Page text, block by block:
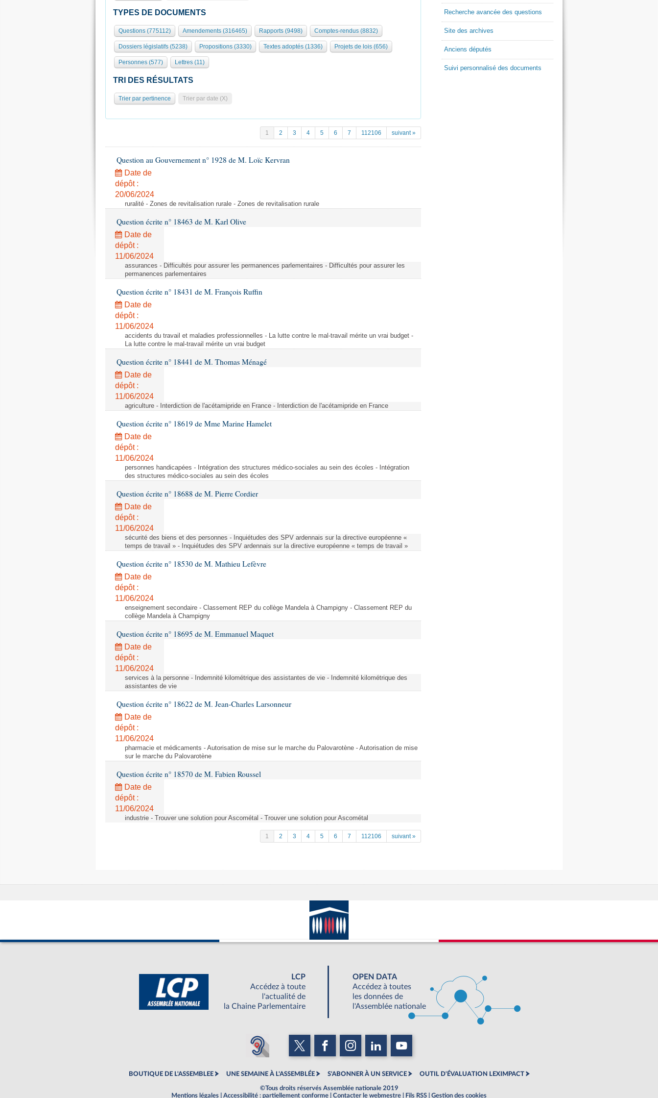
TYPES DE DOCUMENTS
Questions (775112) Amendements (316465) Rapports (9498) Comptes-rendus (8832)
Dossiers législatifs (5238) Propositions (3330) Textes adoptés (1336) Projets de lois (656)
Personnes (577) Lettres (11)
TRI DES RÉSULTATS
Trier par pertinence Trier par date (X)
1 2 3 4 5 6 7 112106 suivant »
Question au Gouvernement n° 1928 de M. Loïc Kervran
Date de
dépôt :
20/06/2024
ruralité - Zones de revitalisation rurale - Zones de revitalisation rurale
Question écrite n° 18463 de M. Karl Olive
Date de
dépôt :
11/06/2024
assurances - Difficultés pour assurer les permanences parlementaires - Difficultés pour assurer les
permanences parlementaires
Question écrite n° 18431 de M. François Ruffin
Date de
dépôt :
11/06/2024
accidents du travail et maladies professionnelles - La lutte contre le mal-travail mérite un vrai budget -
La lutte contre le mal-travail mérite un vrai budget
Question écrite n° 18441 de M. Thomas Ménagé
Date de
dépôt :
11/06/2024
agriculture - Interdiction de l'acétamipride en France - Interdiction de l'acétamipride en France
Question écrite n° 18619 de Mme Marine Hamelet
Date de
dépôt :
11/06/2024
personnes handicapées - Intégration des structures médico-sociales au sein des écoles - Intégration
des structures médico-sociales au sein des écoles
Question écrite n° 18688 de M. Pierre Cordier
Date de
dépôt :
11/06/2024
sécurité des biens et des personnes - Inquiétudes des SPV ardennais sur la directive européenne «
temps de travail » - Inquiétudes des SPV ardennais sur la directive européenne « temps de travail »
Question écrite n° 18530 de M. Mathieu Lefèvre
Date de
dépôt :
11/06/2024
enseignement secondaire - Classement REP du collège Mandela à Champigny - Classement REP du
collège Mandela à Champigny
Question écrite n° 18695 de M. Emmanuel Maquet
Date de
dépôt :
11/06/2024
services à la personne - Indemnité kilométrique des assistantes de vie - Indemnité kilométrique des
assistantes de vie
Question écrite n° 18622 de M. Jean-Charles Larsonneur
Date de
dépôt :
11/06/2024
pharmacie et médicaments - Autorisation de mise sur le marche du Palovarotène - Autorisation de mise
sur le marche du Palovarotène
Question écrite n° 18570 de M. Fabien Roussel
Date de
dépôt :
11/06/2024
industrie - Trouver une solution pour Ascométal - Trouver une solution pour Ascométal
1 2 3 4 5 6 7 112106 suivant »
Recherche avancée des questions
Site des archives
Anciens députés
Suivi personnalisé des documents
LCP
Accédez à toute
l'actualité de
la Chaine Parlementaire
OPEN DATA
Accédez à toutes
les données de
l'Assemblée nationale
BOUTIQUE DE L'ASSEMBLEE UNE SEMAINE À L'ASSEMBLÉE S'ABONNER À UN SERVICE OUTIL D'ÉVALUATION LEXIMPACT
©Tous droits réservés Assemblée nationale 2019
Mentions légales
Accessibilité : partiellement conforme Contacter le webmestre Fils RSS Gestion des cookies